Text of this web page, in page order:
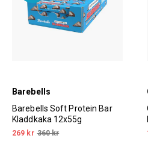
Barebells
Barebells Soft Protein Bar
Kladdkaka 12x55g
269 kr 360 kr